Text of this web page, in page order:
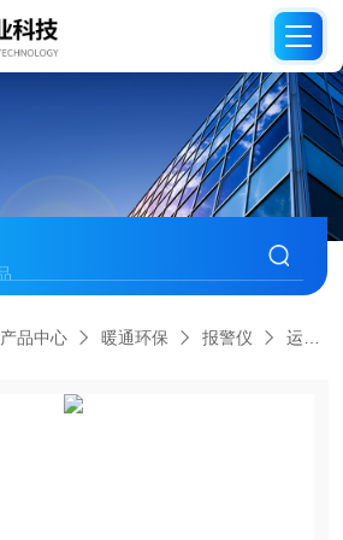
产品中心 暖通环保 报警仪 运动控制器